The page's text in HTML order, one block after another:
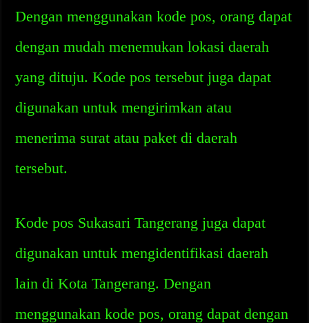
Dengan menggunakan kode pos, orang dapat
dengan mudah menemukan lokasi daerah
yang dituju. Kode pos tersebut juga dapat
digunakan untuk mengirimkan atau
menerima surat atau paket di daerah
tersebut.
Kode pos Sukasari Tangerang juga dapat
digunakan untuk mengidentifikasi daerah
lain di Kota Tangerang. Dengan
menggunakan kode pos, orang dapat dengan